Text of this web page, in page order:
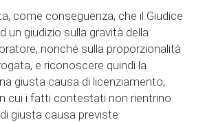
come conseguenza, che il Giudice
un giudizio sulla gravità della
nonché sulla proporzionalità
e riconoscere quindi la
giusta causa di licenziamento,
cui i fatti contestati non rientrino
giusta causa previste